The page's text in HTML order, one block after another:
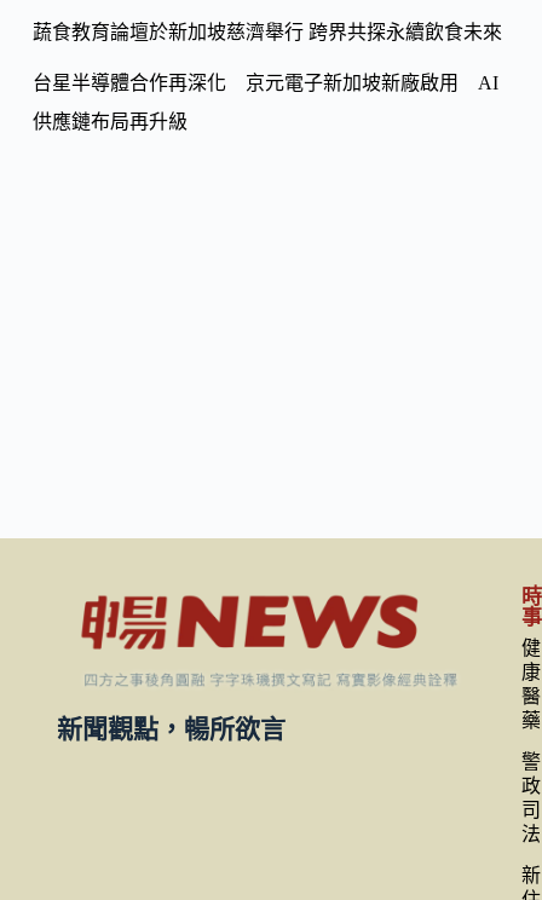
蔬食教育論壇於新加坡慈濟舉行 跨界共探永續飲食未來
台星半導體合作再深化 京元電子新加坡新廠啟用 AI
供應鏈布局再升級
新聞觀點，暢所欲言
時
事
健
康
醫
藥
警
政
司
法
新